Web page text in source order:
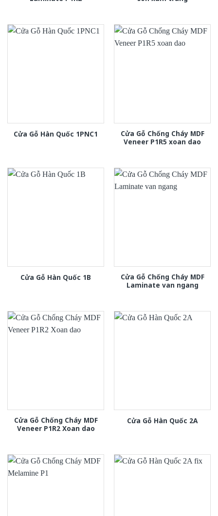
Cửa Gỗ Hàn Quốc 1PNC1
Cửa Gỗ Chống Cháy MDF
Veneer P1R5 xoan dao
Cửa Gỗ Hàn Quốc 1B
Cửa Gỗ Chống Cháy MDF
Laminate van ngang
Cửa Gỗ Chống Cháy MDF
Veneer P1R2 Xoan dao
Cửa Gỗ Hàn Quốc 2A